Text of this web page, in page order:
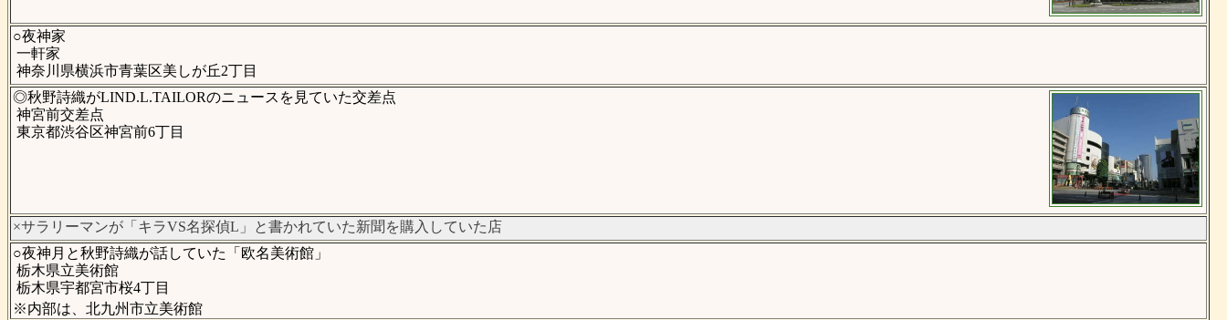
○夜神家
一軒家
神奈川県横浜市青葉区美しが丘2丁目
◎秋野詩織がLIND.L.TAILORのニュースを見ていた交差点
神宮前交差点
東京都渋谷区神宮前6丁目
×サラリーマンが「キラVS名探偵L」と書かれていた新聞を購入していた店
○夜神月と秋野詩織が話していた「欧名美術館」
栃木県立美術館
栃木県宇都宮市桜4丁目
※内部は、北九州市立美術館